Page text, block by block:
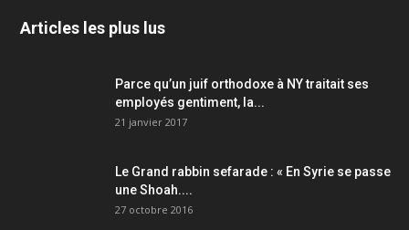
Articles les plus lus
Parce qu’un juif orthodoxe à NY traitait ses
employés gentiment, la...
21 janvier 2017
Le Grand rabbin sefarade : « En Syrie se passe
une Shoah....
27 octobre 2016